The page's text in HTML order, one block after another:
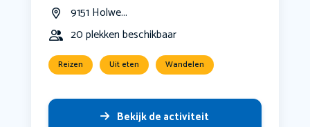
9151 Holwe...
20 plekken beschikbaar
Reizen Uit eten Wandelen
Bekijk de activiteit